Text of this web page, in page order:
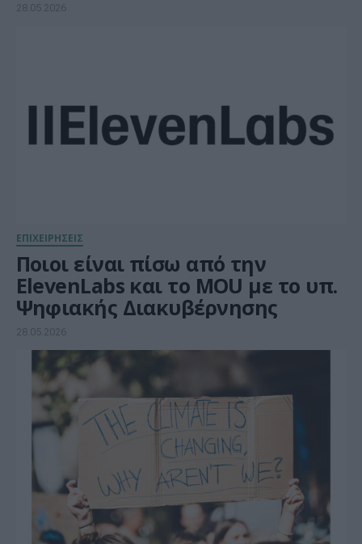
28.05.2026
ΕΠΙΧΕΙΡΗΣΕΙΣ
Ποιοι είναι πίσω από την
ElevenLabs και το MOU με το υπ.
Ψηφιακής Διακυβέρνησης
28.05.2026